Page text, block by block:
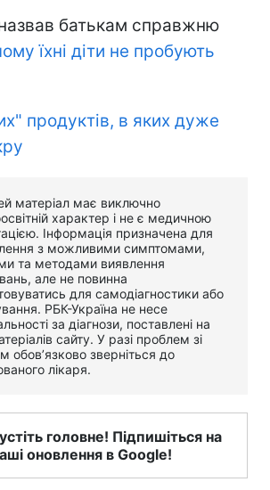
батькам справжню
їхні діти не пробують
продуктів, в яких дуже
матеріал має виключно
характер і не є медичною
Інформація призначена для
з можливими симптомами,
та методами виявлення
але не повинна
для самодіагностики або
РБК-Україна не несе
за діагнози, поставлені на
сайту. У разі проблем зі
обов’язково зверніться до
лікаря.
головне! Підпишіться на
оновлення в Google!